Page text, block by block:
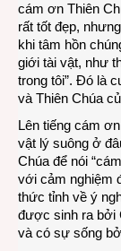
cám ơn Thiên
rất tốt đẹp,
khi tâm hồn
giới tài vật, như
trong tôi”. Đó là
và Thiên Chúa
Lên tiếng cám
vật lý suông ở
Chúa để nói
với cảm nghiệm
thức tỉnh về ý
được sinh ra bởi
và có sự sống